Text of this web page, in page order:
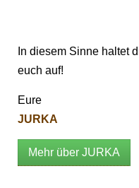
In diesem Sinne haltet
euch auf!
Eure
JURKA
Mehr über JURKA